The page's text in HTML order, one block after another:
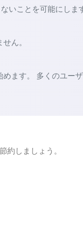
いことを可能にしま
ん。
ます。 多くのユー
約しましょう。